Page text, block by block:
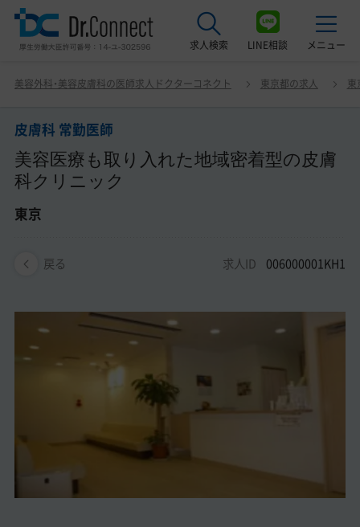
求人検索 LINE相談 メニュー
美容クリニック見学ご希望の方はこちら
サービス紹介
非常勤・アルバイト求人一覧
美容医療医師の転職お役立ちコンテンツ
美容クリニック見学・研修情報
美容外科・美容皮膚科の医師転職体験談
美容クリニックインタビュー
美容外科・美容皮膚科の医師求人ドクターコネクト 東京都の求人 東
皮膚科 常勤医師
美容医療も取り入れた地域密着型の皮膚
科クリニック
東京
戻る 求人ID 006000001KH1
皮膚科 常勤医師 美容医療も取り入れた地域密着型の皮膚
科クリニック 東京